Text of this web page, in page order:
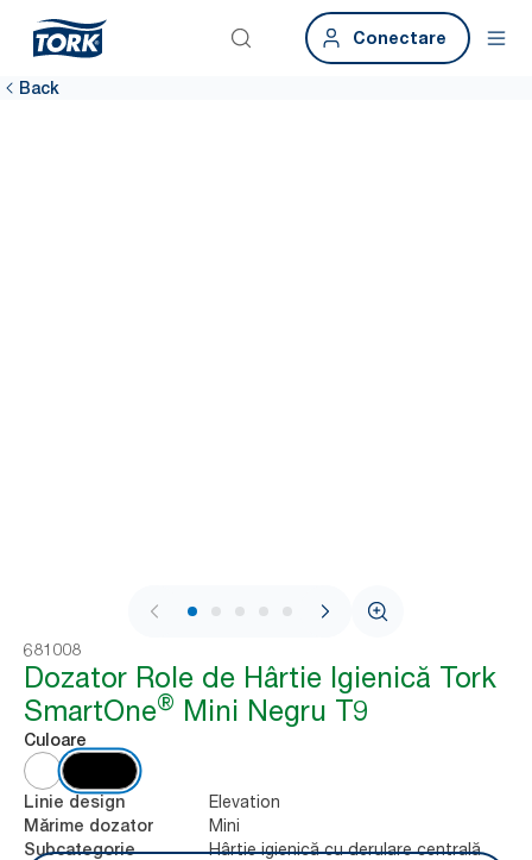
Conectare
Back
1 / 9
681008
Dozator Role de Hârtie Igienică Tork
SmartOne® Mini Negru T9
Culoare
Linie design Elevation
Mărime dozator Mini
Subcategorie
Hârtie igienică cu derulare centrală